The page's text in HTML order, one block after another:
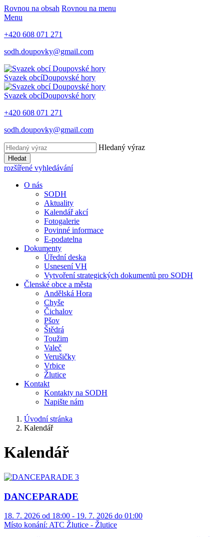
Rovnou na obsah Rovnou na menu
Menu
+420 608 071 271
sodh.doupovky@gmail.com
Svazek obcíDoupovské hory
Svazek obcíDoupovské hory
+420 608 071 271
sodh.doupovky@gmail.com
Hledaný výraz
Hledat
rozšířené vyhledávání
O nás
SODH
Aktuality
Kalendář akcí
Fotogalerie
Povinné informace
E-podatelna
Dokumenty
Úřední deska
Usnesení VH
Vytvoření strategických dokumentů pro SODH
Členské obce a města
Andělská Hora
Chyše
Čichalov
Pšov
Štědrá
Toužim
Valeč
Verušičky
Vrbice
Žlutice
Kontakt
Kontakty na SODH
Napište nám
Úvodní stránka
Kalendář
Kalendář
DANCEPARADE
18. 7. 2026 od 18:00 - 19. 7. 2026 do 01:00
Místo konání: ATC Žlutice - Žlutice